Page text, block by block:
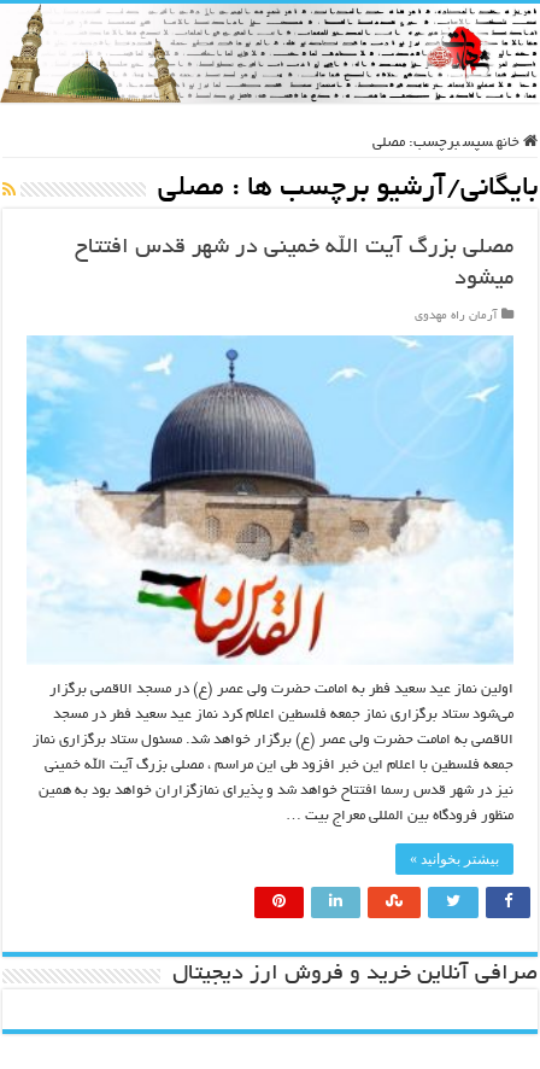
خانه سپس برچسب: مصلی
بایگانی/آرشیو برچسب ها : مصلی
مصلی بزرگ آیت الله خمینی در شهر قدس افتتاح
میشود
آرمان راه مهدوی
اولین نماز عید سعید فطر به امامت حضرت ولی عصر (ع) در مسجد الاقصی برگزار
می‌شود ستاد برگزاری نماز جمعه فلسطین اعلام کرد نماز عید سعید فطر در مسجد
الاقصی به امامت حضرت ولی عصر (ع) برگزار خواهد شد. مسئول ستاد برگزاری نماز
جمعه فلسطین با اعلام این خبر افزود طی این مراسم ، مصلی بزرگ آیت الله خمینی
نیز در شهر قدس رسما افتتاح خواهد شد و پذیرای نمازگزاران خواهد بود به همین
منظور فرودگاه بین المللی معراج بیت …
بیشتر بخوانید »
صرافی آنلاین خرید و فروش ارز دیجیتال